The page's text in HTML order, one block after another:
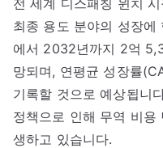
전 세계 디스패칭 윈치
최종 용도 분야의 성장
에서 2032년까지 2억
망되며, 연평균 성장률
기록할 것으로 예상됩니
정책으로 인해 무역 비
생하고 있습니다.